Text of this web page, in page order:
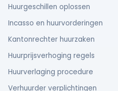
Huurgeschillen oplossen
Incasso en huurvorderingen
Kantonrechter huurzaken
Huurprijsverhoging regels
Huurverlaging procedure
Verhuurder verplichtingen